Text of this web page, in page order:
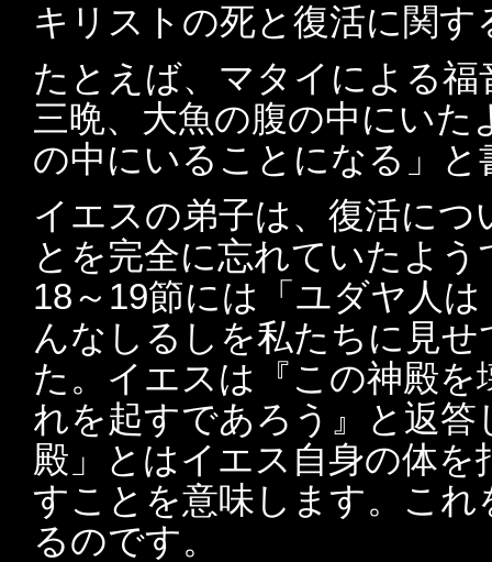
キリストの死と復活に関
たとえば、マタイによる
三晩、大魚の腹の中にいた
の中にいることになる」
イエスの弟子は、復活に
とを完全に忘れていたよ
18～19節には「ユダヤ人
んなしるしを私たちに見
た。イエスは『この神殿
れを起すであろう』と返
殿」とはイエス自身の体
すことを意味します。こ
るのです。